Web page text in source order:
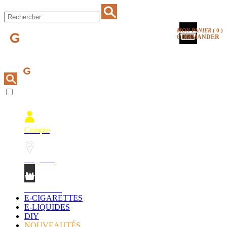
MON PANIER ( 0 )
COMMANDER
Compte
E-CIGARETTES
E-LIQUIDES
DIY
NOUVEAUTÉS